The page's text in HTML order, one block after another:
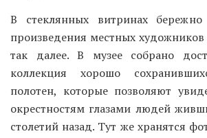
В стеклянных витринах
произведения местных
так далее. В музее собрано
коллекция хорошо
полотен, которые позволяют
окрестностям глазами людей
столетий назад. Тут же хранятся